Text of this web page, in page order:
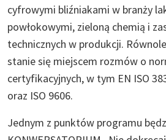
cyfrowymi bliźniakami w branży
powłokowymi, zieloną chemią i
technicznych w produkcji.
stanie się miejscem rozmów o
certyfikacyjnych, w tym EN ISO
oraz ISO 9606.
Jednym z punktów programu